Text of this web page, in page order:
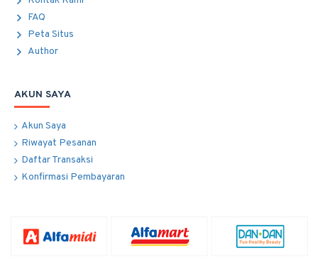
FAQ
Peta Situs
Author
AKUN SAYA
Akun Saya
Riwayat Pesanan
Daftar Transaksi
Konfirmasi Pembayaran